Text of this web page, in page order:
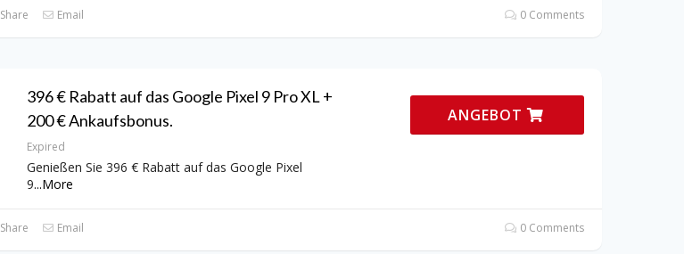
Share Email 0 Comments
396 € Rabatt auf das Google Pixel 9 Pro XL +
200 € Ankaufsbonus.
Expired
Genießen Sie 396 € Rabatt auf das Google Pixel
9...More
ANGEBOT
Share Email 0 Comments